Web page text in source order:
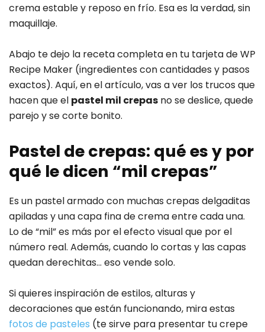
crema estable y reposo en frío. Esa es la verdad, sin
maquillaje.
Abajo te dejo la receta completa en tu tarjeta de WP
Recipe Maker (ingredientes con cantidades y pasos
exactos). Aquí, en el artículo, vas a ver los trucos que
hacen que el pastel mil crepas no se deslice, quede
parejo y se corte bonito.
Pastel de crepas: qué es y por
qué le dicen “mil crepas”
Es un pastel armado con muchas crepas delgaditas
apiladas y una capa fina de crema entre cada una.
Lo de “mil” es más por el efecto visual que por el
número real. Además, cuando lo cortas y las capas
quedan derechitas… eso vende solo.
Si quieres inspiración de estilos, alturas y
decoraciones que están funcionando, mira estas
fotos de pasteles (te sirve para presentar tu crepe